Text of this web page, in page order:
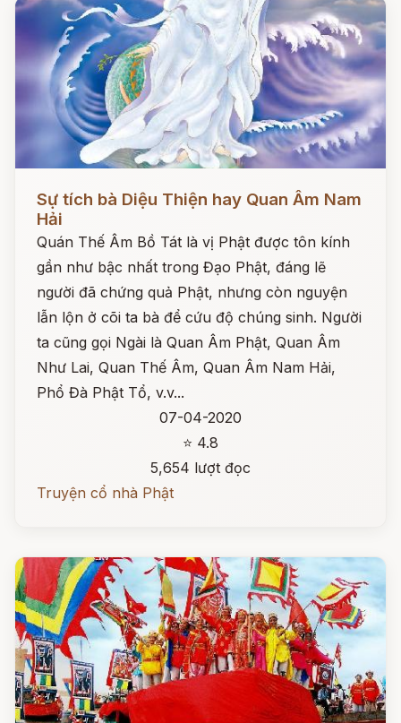
Sự tích bà Diệu Thiện hay Quan Âm Nam
Hải
Quán Thế Âm Bồ Tát là vị Phật được tôn kính
gần như bậc nhất trong Đạo Phật, đáng lẽ
người đã chứng quả Phật, nhưng còn nguyện
lẫn lộn ở cõi ta bà để cứu độ chúng sinh. Người
ta cũng gọi Ngài là Quan Âm Phật, Quan Âm
Như Lai, Quan Thế Âm, Quan Âm Nam Hải,
Phổ Đà Phật Tổ, v.v...
07-04-2020
⭐ 4.8
5,654 lượt đọc
Truyện cổ nhà Phật